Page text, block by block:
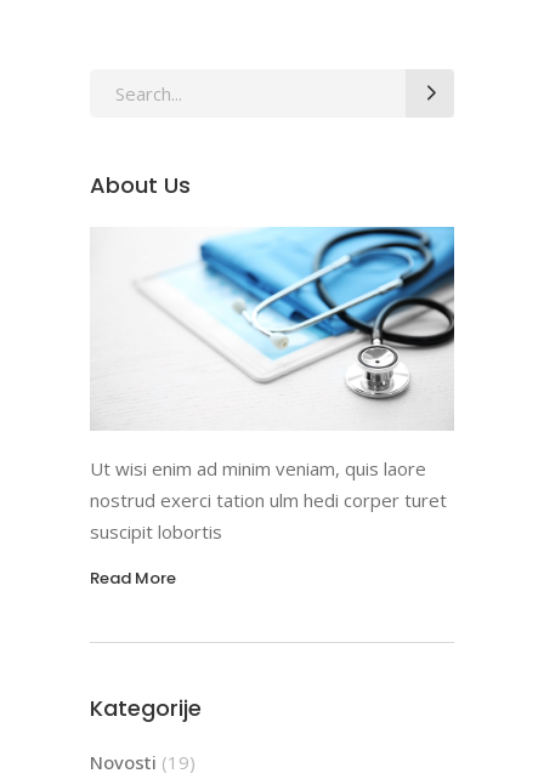
Search
About Us
Ut wisi enim ad minim veniam, quis laore
nostrud exerci tation ulm hedi corper turet
suscipit lobortis
Read More
Kategorije
Novosti (19)